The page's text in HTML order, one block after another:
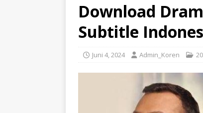
Download
Subtitle
Juni 4, 2024 Admin_Koren